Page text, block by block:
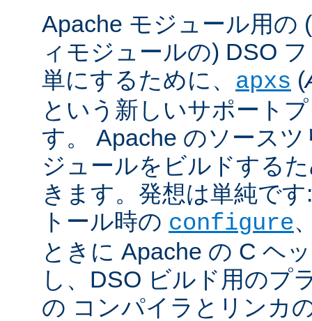
Apache モジュール用の
ィモジュールの) DSO
単にするために、 apxs (
という新しいサポート
す。 Apache のソースツ
ジュールをビルドする
きます。発想は単純で
トール時の configure
ときに Apache の C ヘ
し、DSO ビルド用のプ
の コンパイラとリンカ